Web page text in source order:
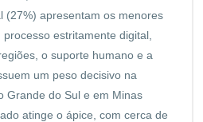
(27%) apresentam os menores
estritamente digital,
o suporte humano e a
um peso decisivo na
Grande do Sul e em Minas
atinge o ápice, com cerca de